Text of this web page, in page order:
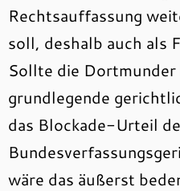
Rechtsauffassung
soll, deshalb auch als
Sollte die Dortmunder
grundlegende
das Blockade-Urteil
wäre das äußerst